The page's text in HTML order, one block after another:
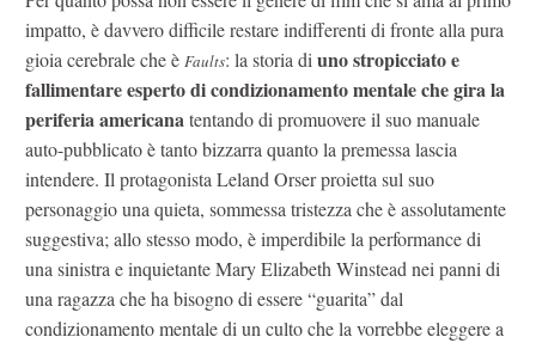
impatto, è davvero difficile restare indifferenti di fronte alla pura
gioia cerebrale che è Faults: la storia diuno stropicciato e
fallimentare esperto di condizionamento mentale che gira la
periferia americanatentando di promuovere il suo manuale
auto-pubblicato è tanto bizzarra quanto la premessa lascia
intendere. Il protagonista Leland Orser proietta sul suo
personaggio una quieta, sommessa tristezza che è assolutamente
suggestiva; allo stesso modo, è imperdibile la performance di
una sinistra e inquietante Mary Elizabeth Winstead nei panni di
una ragazza che ha bisogno di essere “guarita” dal
condizionamento mentale di un culto che la vorrebbe eleggere a